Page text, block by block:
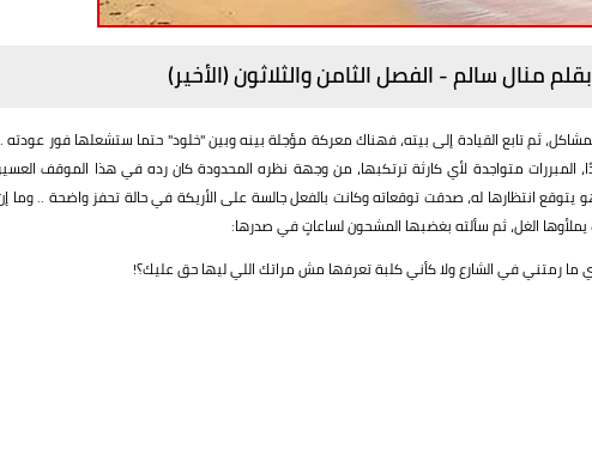
منال سالم - الفصل الثامن والثلاثون (الأخير)
ثم تابع القيادة إلى بيته، فهناك معركة مؤجلة بينه وبين "خلود" حتما ستشعلها فور عودته
المبررات متواجدة لأي كارثة ترتكبها، من وجهة نظره المحدودة كان رده في هذا الموقف
يتوقع انتظارها له، صدقت توقعاته وكانت بالفعل جالسة على الأريكة في حالة تحفز واضحة .. وما
الغل، ثم سألته بغضبها المشحون لساعاتٍ في صدرها:
رمتني في الشارع ولا كأني كلبة تعرفها مش مراتك اللي ليها حق عليك؟!